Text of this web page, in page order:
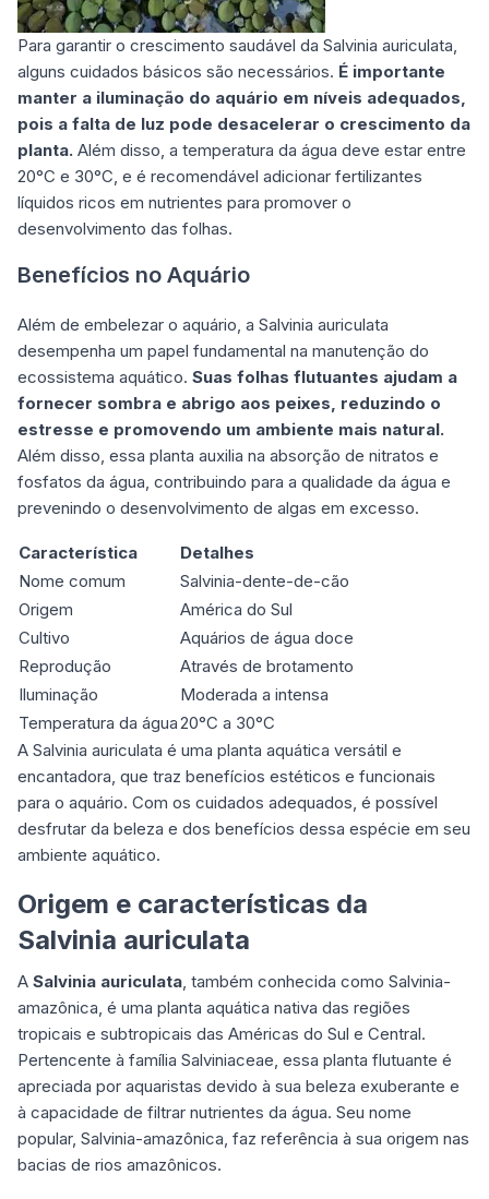
Para garantir o crescimento saudável da Salvinia auriculata,
alguns cuidados básicos são necessários. É importante
manter a iluminação do aquário em níveis adequados,
pois a falta de luz pode desacelerar o crescimento da
planta. Além disso, a temperatura da água deve estar entre
20°C e 30°C, e é recomendável adicionar fertilizantes
líquidos ricos em nutrientes para promover o
desenvolvimento das folhas.
Benefícios no Aquário
Além de embelezar o aquário, a Salvinia auriculata
desempenha um papel fundamental na manutenção do
ecossistema aquático. Suas folhas flutuantes ajudam a
fornecer sombra e abrigo aos peixes, reduzindo o
estresse e promovendo um ambiente mais natural.
Além disso, essa planta auxilia na absorção de nitratos e
fosfatos da água, contribuindo para a qualidade da água e
prevenindo o desenvolvimento de algas em excesso.
Característica
Detalhes
Nome comum
Salvinia-dente-de-cão
Origem
América do Sul
Cultivo
Aquários de água doce
Reprodução
Através de brotamento
Iluminação
Moderada a intensa
Temperatura da água20°C a 30°C
A Salvinia auriculata é uma planta aquática versátil e
encantadora, que traz benefícios estéticos e funcionais
para o aquário. Com os cuidados adequados, é possível
desfrutar da beleza e dos benefícios dessa espécie em seu
ambiente aquático.
Origem e características da
Salvinia auriculata
A Salvinia auriculata, também conhecida como Salvinia-
amazônica, é uma planta aquática nativa das regiões
tropicais e subtropicais das Américas do Sul e Central.
Pertencente à família Salviniaceae, essa planta flutuante é
apreciada por aquaristas devido à sua beleza exuberante e
à capacidade de filtrar nutrientes da água. Seu nome
popular, Salvinia-amazônica, faz referência à sua origem nas
bacias de rios amazônicos.